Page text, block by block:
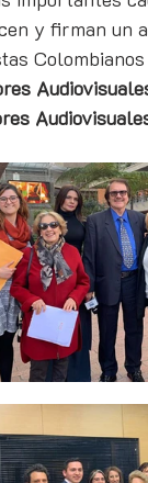
y firman un